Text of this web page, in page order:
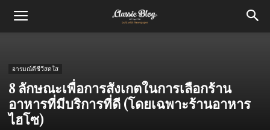
อารมณ์ดีชีวีสดใส
8 ลักษณะเพื่อการสังเกตในการเลือกร้าน
อาหารที่มีบริการที่ดี (โดยเฉพาะร้านอาหาร
ไฮโซ)